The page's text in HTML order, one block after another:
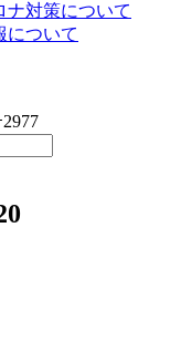
ナ対策について
について